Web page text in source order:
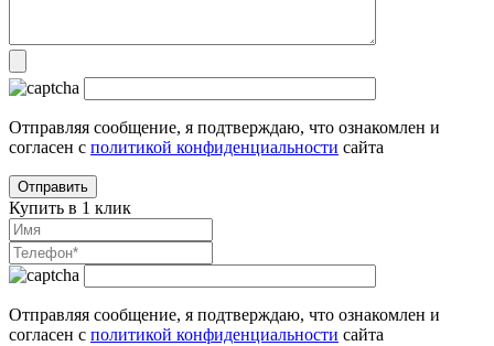
Отправляя сообщение, я подтверждаю, что ознакомлен и
согласен с политикой конфиденциальности сайта
Купить в 1 клик
Отправляя сообщение, я подтверждаю, что ознакомлен и
согласен с политикой конфиденциальности сайта